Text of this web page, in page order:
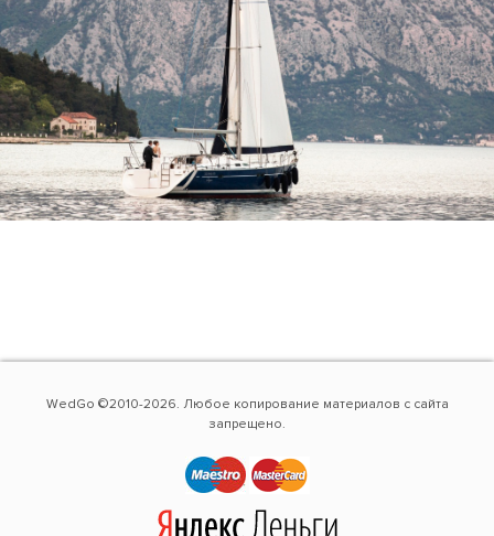
WedGo ©2010-2026. Любое копирование материалов с сайта
запрещено.